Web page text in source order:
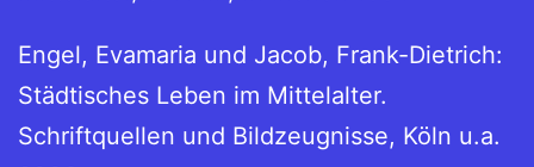
Engel, Evamaria und Jacob, Frank-Dietrich:
Städtisches Leben im Mittelalter.
Schriftquellen und Bildzeugnisse, Köln u.a.